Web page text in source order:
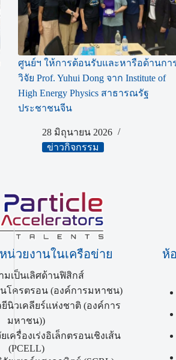
ศูนย์ฯ ให้การต้อนรับและหารือด้านกา
วิจัย Prof. Yuhui Dong จาก Institute of
High Energy Physics สาธารณรัฐ
ประชาชนจีน
28 มิถุนายน 2026
ข่าวกิจกรรม
น่วยงานในเครือข่าย
มเป็นเลิศด้านฟิสิกส์
โครตรอน (องค์การมหาชน)
นิวเคลียร์แห่งชาติ (องค์การ
มหาชน))
ครื่องเร่งอิเล็กตรอนเชิงเส้น
(PCELL)
ห้